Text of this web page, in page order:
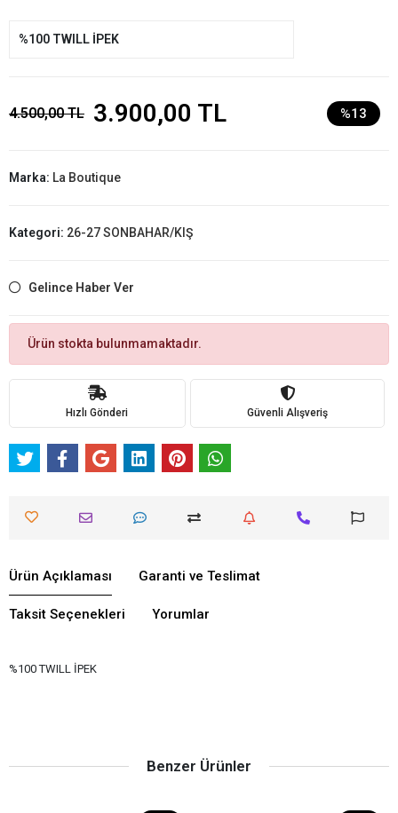
%100 TWILL İPEK
4.500,00 TL 3.900,00 TL %13
Marka: La Boutique
Kategori: 26-27 SONBAHAR/KIŞ
Gelince Haber Ver
Ürün stokta bulunmamaktadır.
Hızlı Gönderi Güvenli Alışveriş
Ürün Açıklaması Garanti ve Teslimat
Taksit Seçenekleri Yorumlar
%100 TWILL İPEK
Benzer Ürünler